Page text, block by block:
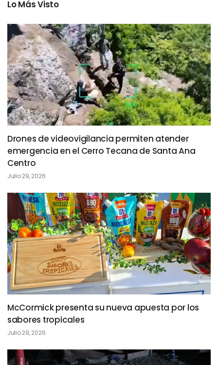
Lo Más Visto
Drones de videovigilancia permiten atender
emergencia en el Cerro Tecana de Santa Ana
Centro
Julio 29, 2026
McCormick presenta su nueva apuesta por los
sabores tropicales
Julio 29, 2026